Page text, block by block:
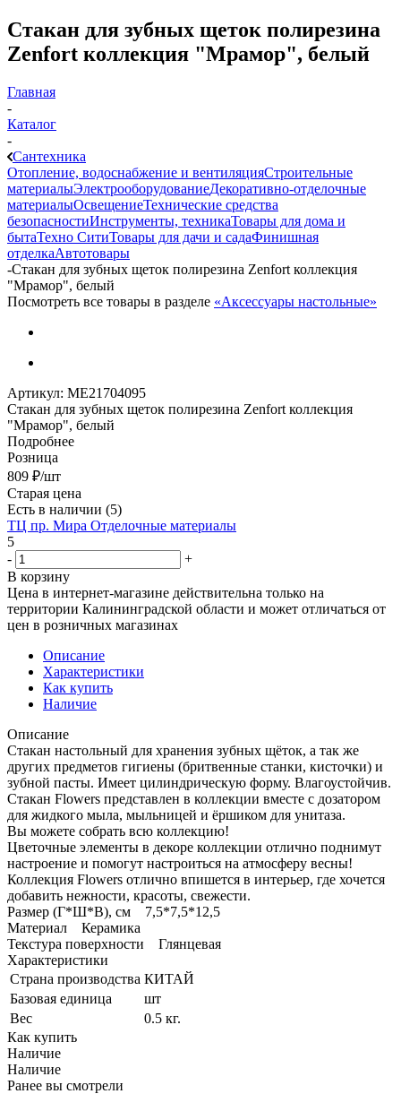
Стакан для зубных щеток полирезина
Zenfort коллекция "Мрамор", белый
Главная
-
Каталог
-
Сантехника
Отопление, водоснабжение и вентиляцияСтроительные
материалыЭлектрооборудованиеДекоративно-отделочные
материалыОсвещениеТехнические средства
безопасностиИнструменты, техникаТовары для дома и
бытаТехно СитиТовары для дачи и садаФинишная
отделкаАвтотовары
-Стакан для зубных щеток полирезина Zenfort коллекция
"Мрамор", белый
Посмотреть все товары в разделе «Аксессуары настольные»
Артикул: МЕ21704095
Стакан для зубных щеток полирезина Zenfort коллекция
"Мрамор", белый
Подробнее
Розница
809 ₽/шт
Старая цена
Есть в наличии (5)
ТЦ пр. Мира Отделочные материалы
5
-
+
В корзину
Цена в интернет-магазине действительна только на
территории Калининградской области и может отличаться от
цен в розничных магазинах
Описание
Характеристики
Как купить
Наличие
Описание
Стакан настольный для хранения зубных щёток, а так же
других предметов гигиены (бритвенные станки, кисточки) и
зубной пасты. Имеет цилиндрическую форму. Влагоустойчив.
Стакан Flowers представлен в коллекции вместе с дозатором
для жидкого мыла, мыльницей и ёршиком для унитаза.
Вы можете собрать всю коллекцию!
Цветочные элементы в декоре коллекции отлично поднимут
настроение и помогут настроиться на атмосферу весны!
Коллекция Flowers отлично впишется в интерьер, где хочется
добавить нежности, красоты, свежести.
Размер (Г*Ш*В), см 7,5*7,5*12,5
Материал Керамика
Текстура поверхности Глянцевая
Характеристики
Страна производства КИТАЙ
Базовая единица
шт
Вес
0.5 кг.
Как купить
Наличие
Наличие
Ранее вы смотрели